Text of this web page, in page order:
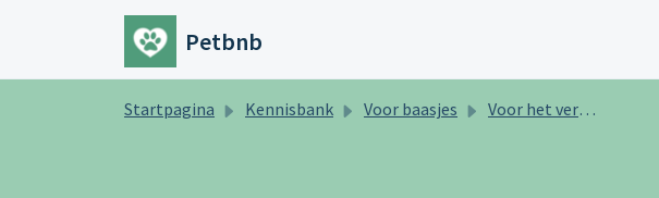
Doorgaan naar hoofdinhoud
Petbnb
Startpagina Kennisbank Voor baasjes Voor het verblijf